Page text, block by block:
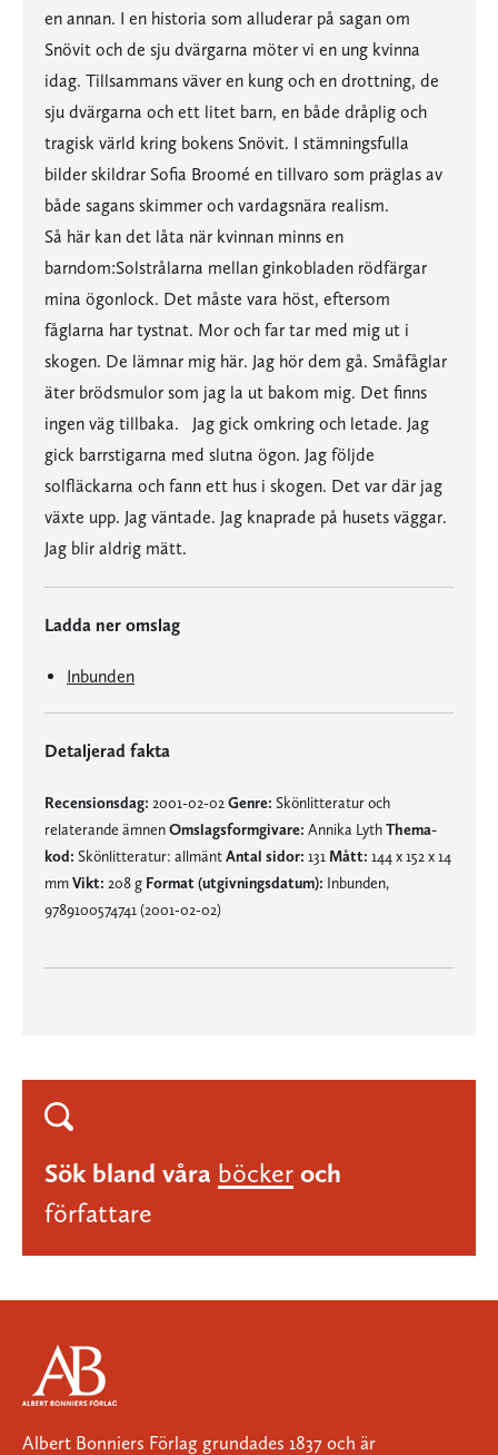
en annan. I en historia som alluderar på sagan om
Snövit och de sju dvärgarna möter vi en ung kvinna
idag. Tillsammans väver en kung och en drottning, de
sju dvärgarna och ett litet barn, en både dråplig och
tragisk värld kring bokens Snövit. I stämningsfulla
bilder skildrar Sofia Broomé en tillvaro som präglas av
både sagans skimmer och vardagsnära realism.
Så här kan det låta när kvinnan minns en
barndom:Solstrålarna mellan ginkobladen rödfärgar
mina ögonlock. Det måste vara höst, eftersom
fåglarna har tystnat. Mor och far tar med mig ut i
skogen. De lämnar mig här. Jag hör dem gå. Småfåglar
äter brödsmulor som jag la ut bakom mig. Det finns
ingen väg tillbaka. Jag gick omkring och letade. Jag
gick barrstigarna med slutna ögon. Jag följde
solfläckarna och fann ett hus i skogen. Det var där jag
växte upp. Jag väntade. Jag knaprade på husets väggar.
Jag blir aldrig mätt.
Ladda ner omslag
Inbunden
Detaljerad fakta
Recensionsdag: 2001-02-02 Genre: Skönlitteratur och
relaterande ämnenOmslagsformgivare: Annika LythThema-
kod: Skönlitteratur: allmäntAntal sidor: 131 Mått: 144 x 152 x 14
mmVikt: 208 g Format (utgivningsdatum): Inbunden,
9789100574741 (2001-02-02)
Sök bland våra böcker och
författare
Albert Bonniers Förlag grundades 1837 och är